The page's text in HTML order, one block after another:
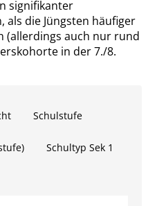
signifikanter
die Jüngsten häufiger
(allerdings auch nur rund
in der 7./8.
Schulstufe
Schultyp Sek 1